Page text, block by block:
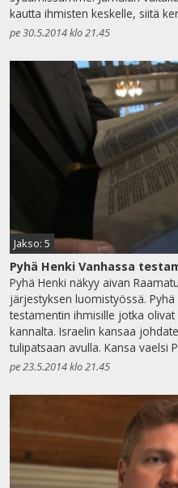
kautta ihmisten keskelle, siitä
pe 30.5.2014 klo 21.45
Jakso: 5
Pyhä Henki Vanhassa
Pyhä Henki näkyy aivan
järjestyksen luomistyössä.
testamentin ihmisille jotka
kannalta. Israelin kansaa
tulipatsaan avulla. Kansa vaelsi
pe 23.5.2014 klo 21.45